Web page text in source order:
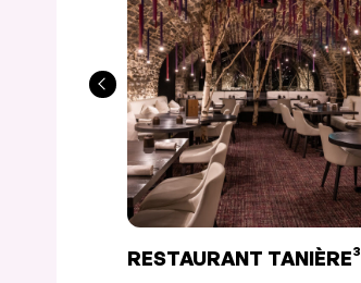
RESTAURANT TANIÈRE³